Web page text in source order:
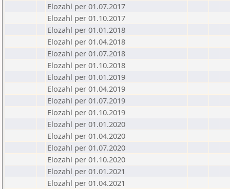
Elozahl per 01.07.2017
Elozahl per 01.10.2017
Elozahl per 01.01.2018
Elozahl per 01.04.2018
Elozahl per 01.07.2018
Elozahl per 01.10.2018
Elozahl per 01.01.2019
Elozahl per 01.04.2019
Elozahl per 01.07.2019
Elozahl per 01.10.2019
Elozahl per 01.01.2020
Elozahl per 01.04.2020
Elozahl per 01.07.2020
Elozahl per 01.10.2020
Elozahl per 01.01.2021
Elozahl per 01.04.2021